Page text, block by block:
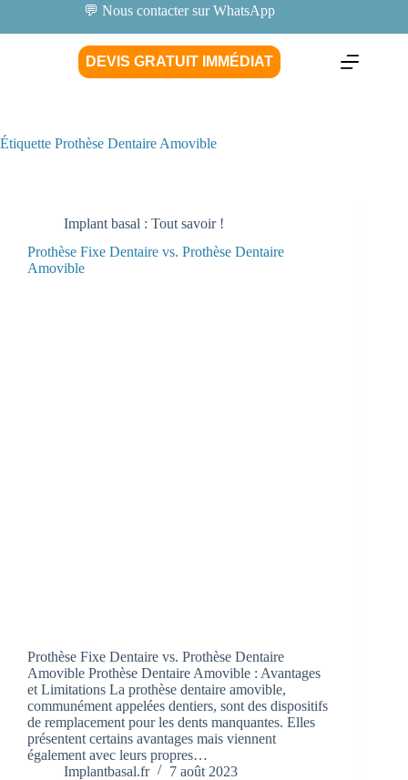
💬 Nous contacter sur WhatsApp
DEVIS GRATUIT IMMÉDIAT
Étiquette Prothèse Dentaire Amovible
Implant basal : Tout savoir !
Prothèse Fixe Dentaire vs. Prothèse Dentaire
Amovible
Prothèse Fixe Dentaire vs. Prothèse Dentaire
Amovible Prothèse Dentaire Amovible : Avantages
et Limitations La prothèse dentaire amovible,
communément appelées dentiers, sont des dispositifs
de remplacement pour les dents manquantes. Elles
présentent certains avantages mais viennent
également avec leurs propres…
Implantbasal.fr
7 août 2023